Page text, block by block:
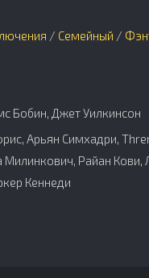
/ Семейный /
Бобин, Джет Уилкинсон
Арьян Симхадри,
Райан Кови,
Кеннеди